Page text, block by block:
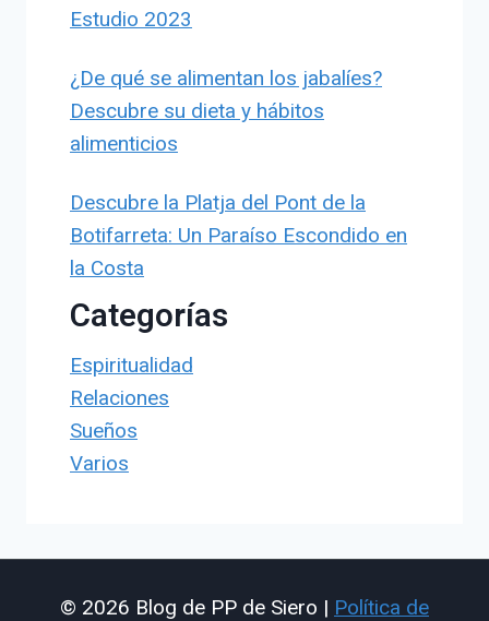
Estudio 2023
¿De qué se alimentan los jabalíes?
Descubre su dieta y hábitos
alimenticios
Descubre la Platja del Pont de la
Botifarreta: Un Paraíso Escondido en
la Costa
Categorías
Espiritualidad
Relaciones
Sueños
Varios
© 2026 Blog de PP de Siero | Política de